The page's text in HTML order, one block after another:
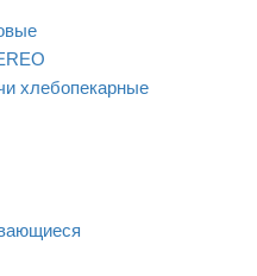
хлебопекарные